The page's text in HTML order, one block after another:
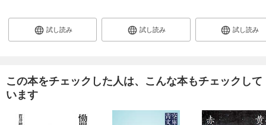
試し読み 試し読み 試し読み
この本をチェックした人は、こんな本もチェックして
います